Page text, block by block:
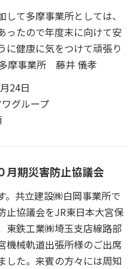
て多摩事業所としては、
ったので年度末に向けて安
に健康に気をつけて頑張り
摩事業所 藤井 儀孝
24日
グループ
期災害防止協議会
。共立建設㈱白岡事業所で
止協議会をJR東日本大宮保
東鉄工業㈱埼玉支店線路部
機械軌道出張所様のご出席
した。来賓の方々には周知